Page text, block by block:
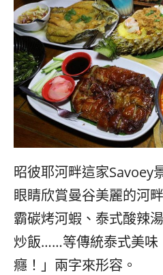
昭彼耶河畔這家Savoey
眼睛欣賞曼谷美麗的河
霸碳烤河蝦、泰式酸辣
炒飯……等傳統泰式美味
癮！」兩字來形容。